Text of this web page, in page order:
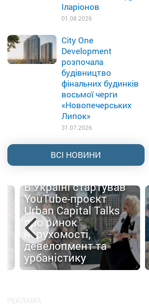
Іларіонов
01.08.2026
City One
Development
розпочала
будівництво
фінальних будинків
восьмої черги
«Новопечерських
Липок»
31.07.2026
ВСІ НОВИНИ
В Україні стартував
YouTube-проєкт
Urban Capital Talks
про ринок
нерухомості,
девелопмент та
урбаністику